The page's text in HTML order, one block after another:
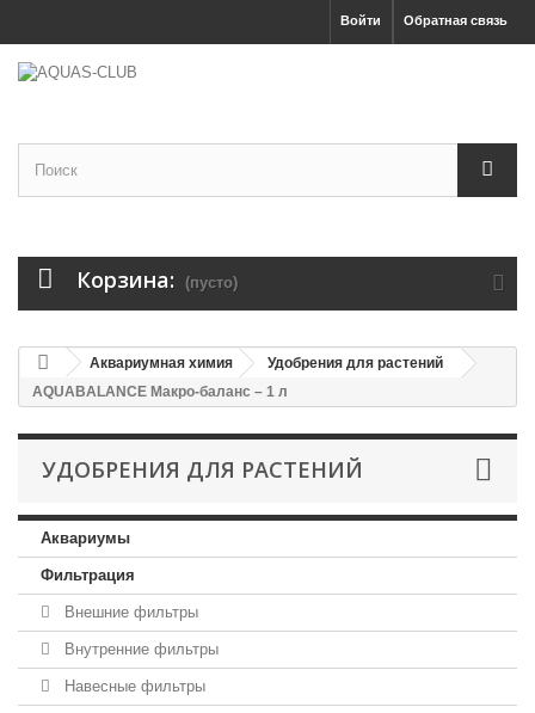
Обратная связь
Войти
Корзина: (пусто)
Аквариумная химия
Удобрения для растений
AQUABALANCE Макро-баланс – 1 л
УДОБРЕНИЯ ДЛЯ РАСТЕНИЙ
Аквариумы
Фильтрация
Внешние фильтры
Внутренние фильтры
Навесные фильтры